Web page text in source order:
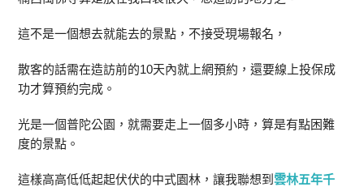
這不是一個想去就能去的景點，不接受現場報名，
散客的話需在造訪前的10天內就上網預約，還要線上投保成
功才算預約完成。
光是一個普陀公園，就需要走上一個多小時，算是有點困難
度的景點。
這樣高高低低起起伏伏的中式園林，讓我聯想到雲林五年千